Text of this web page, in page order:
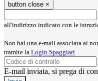
button close ×
all'indirizzo indicato con le
Non hai una e-mail associata al
tramite la Login Spaggiari
E-mail inviata, si prega di